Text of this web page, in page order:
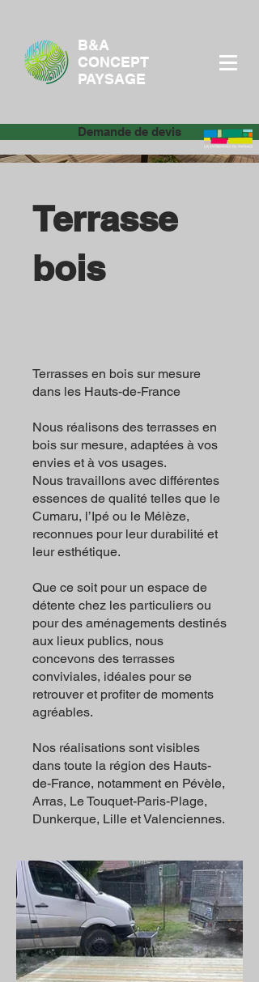
Demande de devis
B&A
CONCEPT
PAYSAGE
Terrasse
bois
Terrasses en bois sur mesure
dans les Hauts-de-France
Nous réalisons des terrasses en
bois sur mesure, adaptées à vos
envies et à vos usages.
Nous travaillons avec différentes
essences de qualité telles que le
Cumaru, l’Ipé ou le Mélèze,
reconnues pour leur durabilité et
leur esthétique.
Que ce soit pour un espace de
détente chez les particuliers ou
pour des aménagements destinés
aux lieux publics, nous
concevons des terrasses
conviviales, idéales pour se
retrouver et profiter de moments
agréables.
Nos réalisations sont visibles
dans toute la région des Hauts-
de-France, notamment en Pévèle,
Arras, Le Touquet-Paris-Plage,
Dunkerque, Lille et Valenciennes.